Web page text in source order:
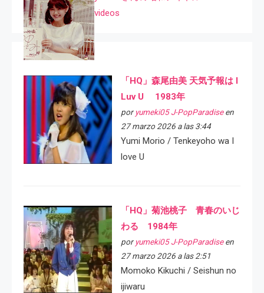
videos
「HQ」森尾由美 天気予報は I
Luv U 1983年
por yumeki05 J-PopParadiseen
27 marzo 2026 a las 3:44
Yumi Morio / Tenkeyoho wa I
love U
「HQ」菊池桃子 青春のいじ
わる 1984年
por yumeki05 J-PopParadiseen
27 marzo 2026 a las 2:51
Momoko Kikuchi / Seishun no
ijiwaru